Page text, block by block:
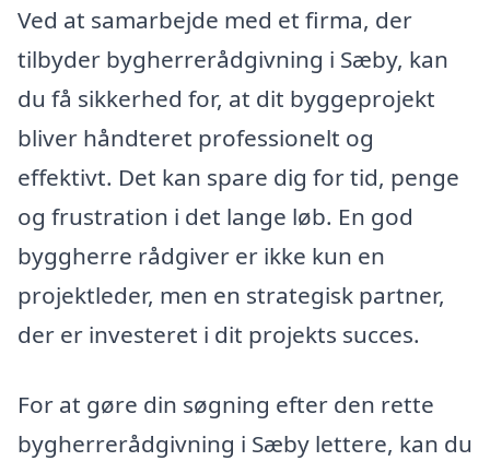
Ved at samarbejde med et firma, der
tilbyder bygherrerådgivning i Sæby, kan
du få sikkerhed for, at dit byggeprojekt
bliver håndteret professionelt og
effektivt. Det kan spare dig for tid, penge
og frustration i det lange løb. En god
byggherre rådgiver er ikke kun en
projektleder, men en strategisk partner,
der er investeret i dit projekts succes.
For at gøre din søgning efter den rette
bygherrerådgivning i Sæby lettere, kan du